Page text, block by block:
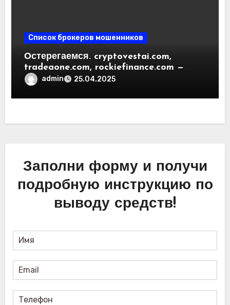
Список брокеров мошенников
Остерегаемся. cryptovestai.com,
tradeaone.com, rockiefinance.com —
обзор новых платформ для
трейдинга. Отзывы пользователей
admin 25.04.2025
Заполни форму и получи
подробную инструкцию по
выводу средств!